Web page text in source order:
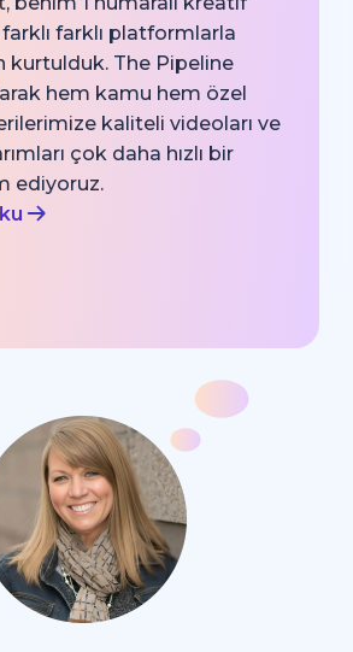
farklı farklı platformlarla
kurtulduk. The Pipeline
hem kamu hem özel
kaliteli videoları ve
çok daha hızlı bir
ediyoruz.